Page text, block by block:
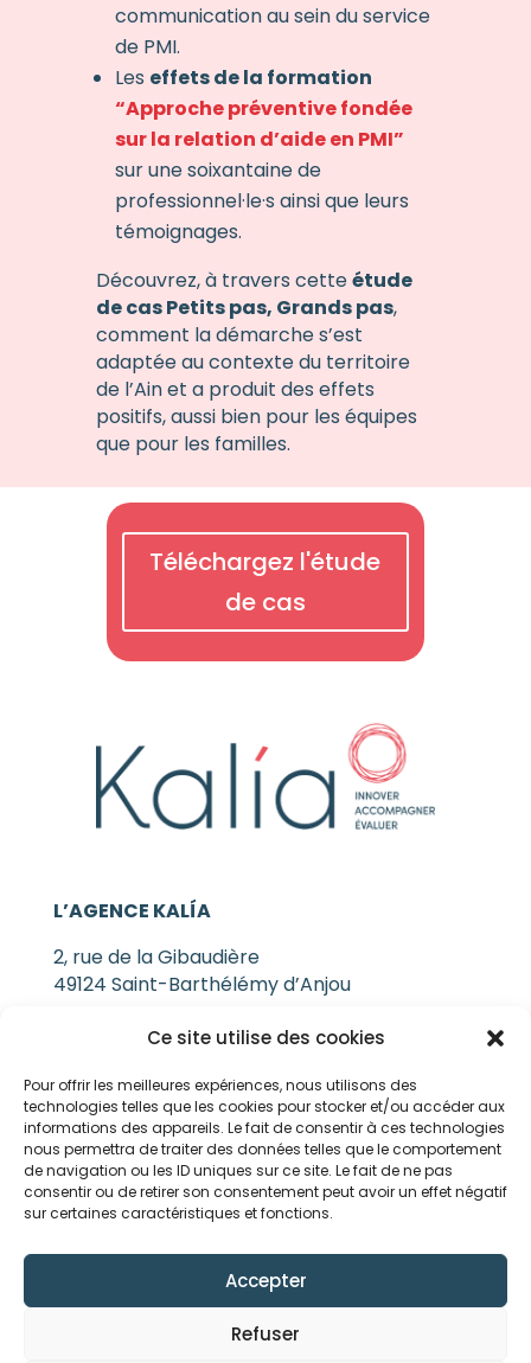
Ce site utilise des cookies
Pour offrir les meilleures expériences, nous utilisons des
technologies telles que les cookies pour stocker et/ou accéder aux
informations des appareils. Le fait de consentir à ces technologies
nous permettra de traiter des données telles que le comportement
de navigation ou les ID uniques sur ce site. Le fait de ne pas
consentir ou de retirer son consentement peut avoir un effet négatif
sur certaines caractéristiques et fonctions.
Accepter
Refuser
communication au sein du service
de PMI.
Les effets de la formation
“Approche préventive fondée
sur la relation d’aide en PMI”
sur une soixantaine de
professionnel·le·s ainsi que leurs
témoignages.
Découvrez, à travers cetteétude
de cas Petits pas, Grands pas,
comment la démarche s’est
adaptée au contexte du territoire
de l’Ain et a produit des effets
positifs, aussi bien pour les équipes
que pour les familles.
Téléchargez l'étude
de cas
L’AGENCE KALÍA
2, rue de la Gibaudière
49124 Saint-Barthélémy d’Anjou
SUIVEZ-NOUS !
Pour ne rien manquer de nos actualités,
suivez-nous sur nos réseaux sociaux.